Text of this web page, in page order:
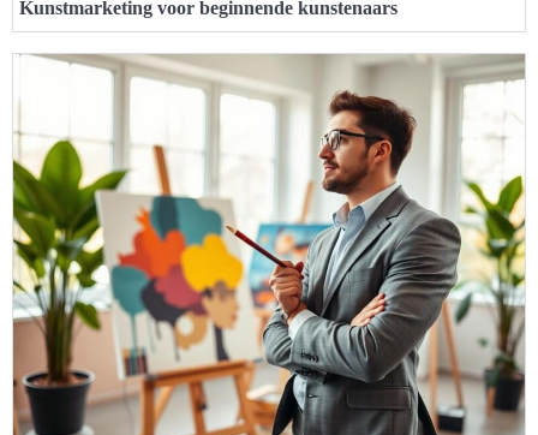
Kunstmarketing voor beginnende kunstenaars